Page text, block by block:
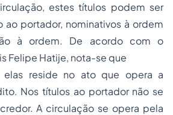
estes títulos podem ser
ao portador, nominativos à ordem
à ordem. De acordo com o
Felipe Hatije, nota-se que
elas reside no ato que opera a
Nos títulos ao portador não se
A circulação se opera pela